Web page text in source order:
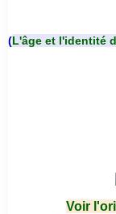
(L'âge et l'identité
Voir